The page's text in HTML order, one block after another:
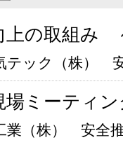
上の取組み
テック（株）
場ミーティ
業（株） 安